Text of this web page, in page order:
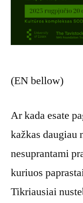
(EN bellow)
Ar kada esate
kažkas daugiau
nesuprantami
kuriuos
Tikriausiai